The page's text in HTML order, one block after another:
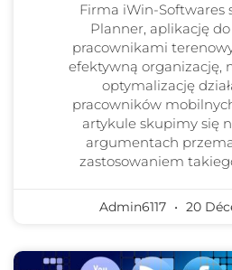
Firma iWin-Softwares
Planner, aplikację
pracownikami
efektywną organizację,
optymalizację
pracowników
artykule skupimy się
argumentach
zastosowaniem
Admin6117 20